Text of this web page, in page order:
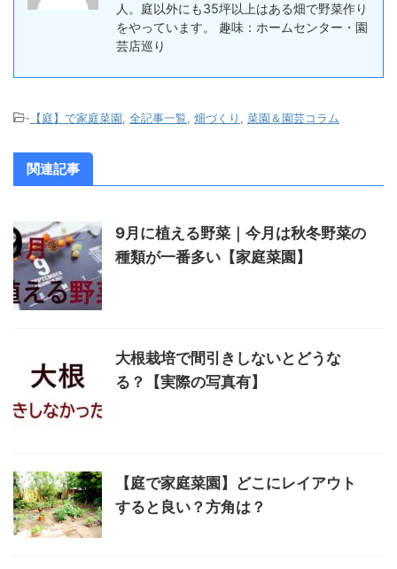
人。庭以外にも35坪以上はある畑で野菜作り
をやっています。 趣味：ホームセンター・園
芸店巡り
- 【庭】で家庭菜園 全記事一覧 畑づくり 菜園＆園芸コラム
関連記事
9月に植える野菜｜今月は秋冬野菜の
種類が一番多い【家庭菜園】
大根栽培で間引きしないとどうな
る？【実際の写真有】
【庭で家庭菜園】どこにレイアウト
すると良い？方角は？